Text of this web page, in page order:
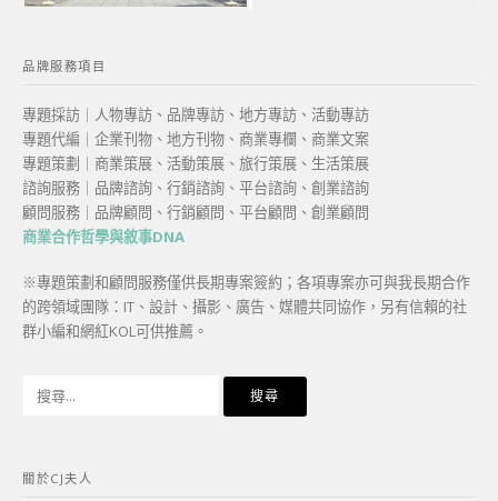
品牌服務項目
專題採訪｜人物專訪、品牌專訪、地方專訪、活動專訪
專題代編｜企業刊物、地方刊物、商業專欄、商業文案
專題策劃｜商業策展、活動策展、旅行策展、生活策展
諮詢服務｜品牌諮詢、行銷諮詢、平台諮詢、創業諮詢
顧問服務｜品牌顧問、行銷顧問、平台顧問、創業顧問
商業合作哲學與敘事DNA
※專題策劃和顧問服務僅供長期專案簽約；各項專案亦可與我長期合作
的跨領域團隊：IT、設計、攝影、廣告、媒體共同協作，另有信賴的社
群小編和網紅KOL可供推薦。
字:
關於CJ夫人